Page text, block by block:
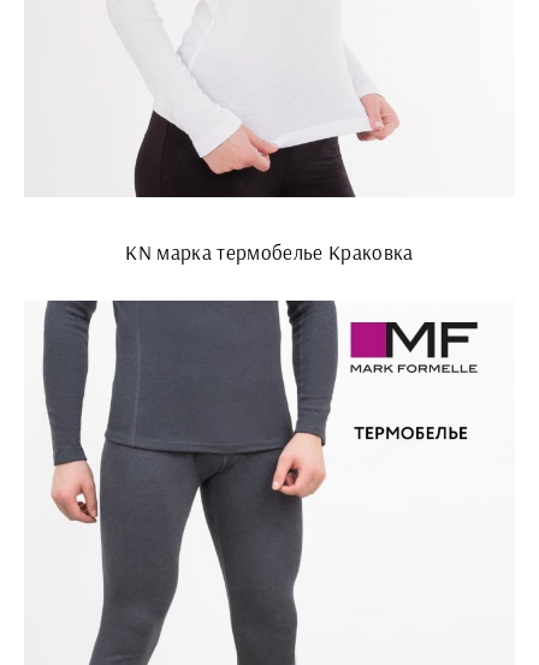
KN марка термобелье Краковка